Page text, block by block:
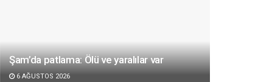
Şam’da patlama: Ölü ve yaralılar var
6 AĞUSTOS 2026